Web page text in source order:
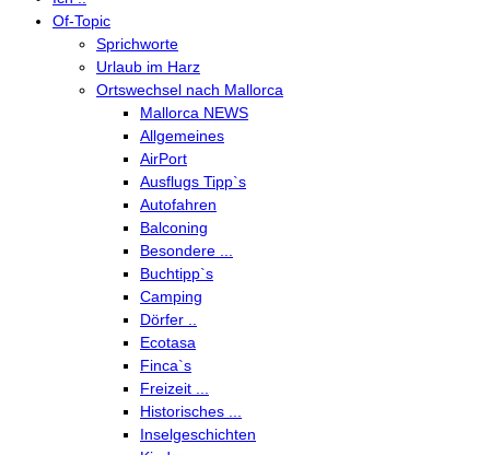
Of-Topic
Sprichworte
Urlaub im Harz
Ortswechsel nach Mallorca
Mallorca NEWS
Allgemeines
AirPort
Ausflugs Tipp`s
Autofahren
Balconing
Besondere ...
Buchtipp`s
Camping
Dörfer ..
Ecotasa
Finca`s
Freizeit ...
Historisches ...
Inselgeschichten